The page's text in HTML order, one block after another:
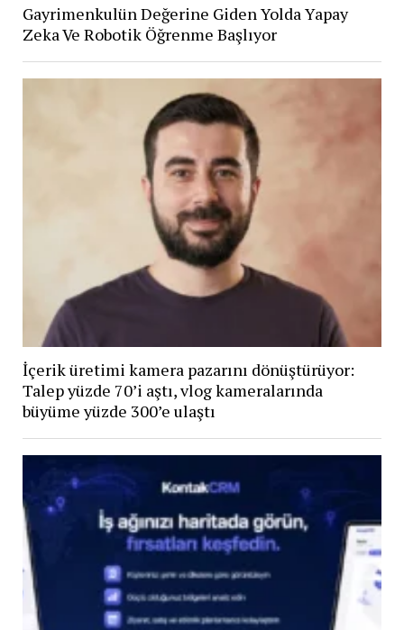
Gayrimenkulün Değerine Giden Yolda Yapay
Zeka Ve Robotik Öğrenme Başlıyor
İçerik üretimi kamera pazarını dönüştürüyor:
Talep yüzde 70’i aştı, vlog kameralarında
büyüme yüzde 300’e ulaştı